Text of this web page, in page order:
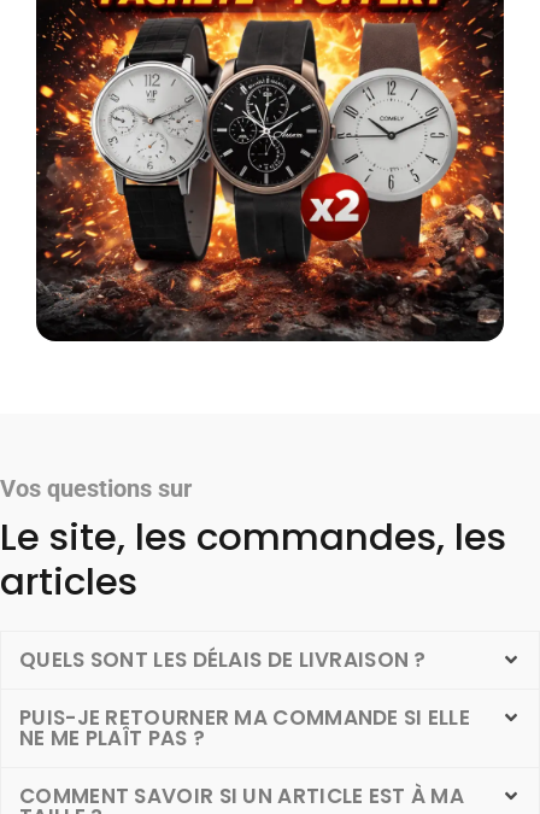
Vos questions sur
Le site, les commandes, les
articles
QUELS SONT LES DÉLAIS DE LIVRAISON ?
PUIS-JE RETOURNER MA COMMANDE SI ELLE
NE ME PLAÎT PAS ?
COMMENT SAVOIR SI UN ARTICLE EST À MA